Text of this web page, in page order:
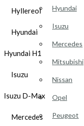
Hyundai
Isuzu
Mercedes
Mitsubishi
Nissan
Opel
Peugeot
Hyllereol
Hyundai
Hyundai H1
Isuzu
Isuzu D-Max
Mercedes